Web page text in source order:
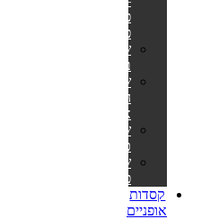
פינג
פונג
שולחנות
ביליארד
שולחנות
הוקי
אוויר
שולחנות
כדורגל
שולחנות
פוקר
קסדות
אופניים